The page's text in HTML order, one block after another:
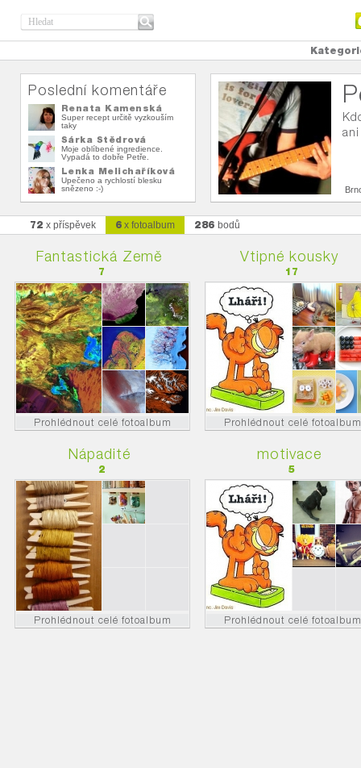
Poslední komentáře
Renata Kamenská
Super recept určitě vyzkouším
taky
Šárka Štědrová
Moje oblíbené ingredience.
Vypadá to dobře Petře.
Lenka Melichaříková
Upečeno a rychlostí blesku
snězeno :-)
72 x příspěvek 6 x fotoalbum 286 bodů
Fantastická Země
7
Prohlédnout celé fotoalbum
Vtipné kousky
17
Prohlédnout celé fotoalbum
Nápadité
2
Prohlédnout celé fotoalbum
motivace
5
Prohlédnout celé fotoalbum